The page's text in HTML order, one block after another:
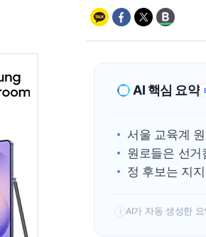
AI 핵심 요약
서울 교육계
원로들은 선
정 후보는 지
! AI가 자동 생성한